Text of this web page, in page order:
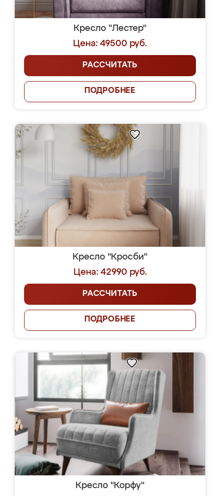
Кресло "Лестер"
Цена: 49500 руб.
РАССЧИТАТЬ
ПОДРОБНЕЕ
Кресло "Кросби"
Цена: 42990 руб.
РАССЧИТАТЬ
ПОДРОБНЕЕ
Кресло "Корфу"